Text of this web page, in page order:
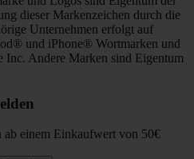
dieser Markenzeichen durch die
Unternehmen erfolgt auf
und iPhone® Wortmarken und
Inc. Andere Marken sind Eigentum
ab einem Einkaufwert von 50€